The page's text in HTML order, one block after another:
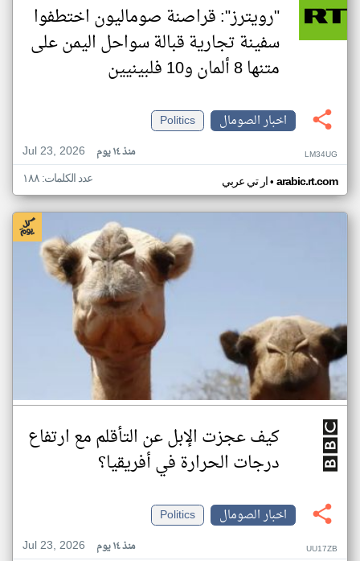
"رويترز": قراصنة صوماليون اختطفوا
سفينة تجارية قبالة سواحل اليمن على
متنها 8 ألمان و10 فلبينيين
اخبار الصومال
Politics
Jul 23, 2026
منذ ١٤ يوم LM34UG
ار تي عربي• arabic.rt.com عدد الكلمات: ١٨٨
كيف عجزت الإبل عن التأقلم مع ارتفاع
درجات الحرارة في أفريقيا؟
اخبار الصومال
Politics
Jul 23, 2026
منذ ١٤ يوم UU17ZB